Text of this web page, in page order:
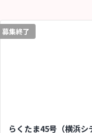
募集終了
らくたま45号（横浜シ